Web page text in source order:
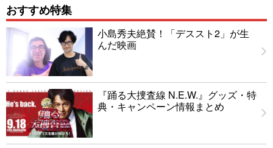
おすすめ特集
小島秀夫絶賛！「デススト2」が生
んだ映画
『踊る大捜査線 N.E.W.』グッズ・特
典・キャンペーン情報まとめ